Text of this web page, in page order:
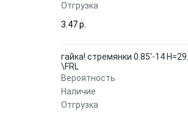
Отгрузка
3.47 p.
гайка! стремянки 0.85'-14
\FRL
Вероятность
Наличие
Отгрузка